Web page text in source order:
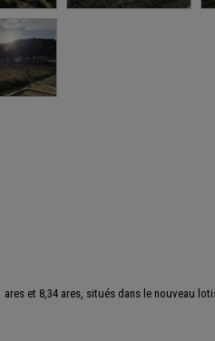
et 8,34 ares, situés dans le nouveau